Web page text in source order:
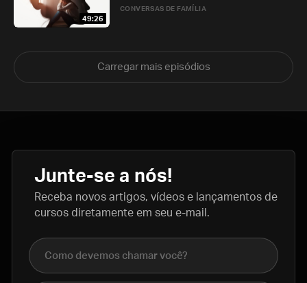
49:26
CONVERSAS DE FAMÍLIA
Carregar mais episódios
Junte-se a nós!
Receba novos artigos, vídeos e lançamentos de
cursos diretamente em seu e-mail.
Nome completo